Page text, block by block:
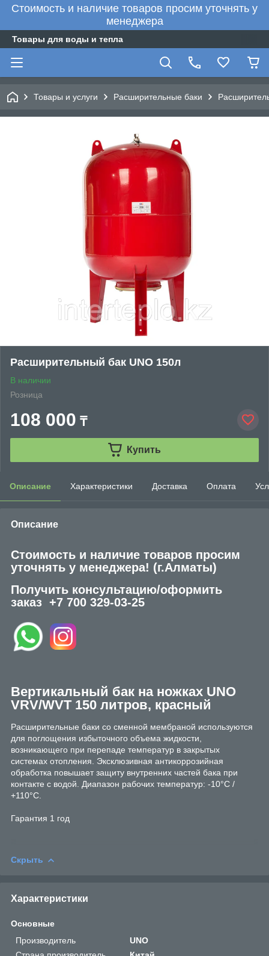
Стоимость и наличие товаров просим уточнять у
менеджера
Товары для воды и тепла
Товары и услуги Расширительные баки
Расширительный бак UNO 150л
В наличии
Розница
108 000 ₸
Купить
Описание Характеристики Доставка Оплата
Описание
Стоимость и наличие товаров просим
уточнять у менеджера! (г.Алматы)
Получить консультацию/оформить
заказ +7 700 329-03-25
Вертикальный бак на ножках UNO
VRV/WVT 150 литров, красный
Расширительные баки со сменной мембраной используются
для поглощения избыточного объема жидкости,
возникающего при перепаде температур в закрытых
системах отопления. Эксклюзивная антикоррозийная
обработка повышает защиту внутренних частей бака при
контакте с водой. Диапазон рабочих температур: -10°С /
+110°C.
Гарантия 1 год
Скрыть
Характеристики
Основные
Производитель
UNO